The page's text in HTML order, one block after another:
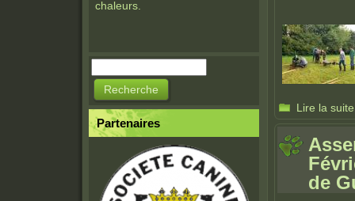
chaleurs.
Formulaire de
recherche
Partenaires
Lire la suite
de